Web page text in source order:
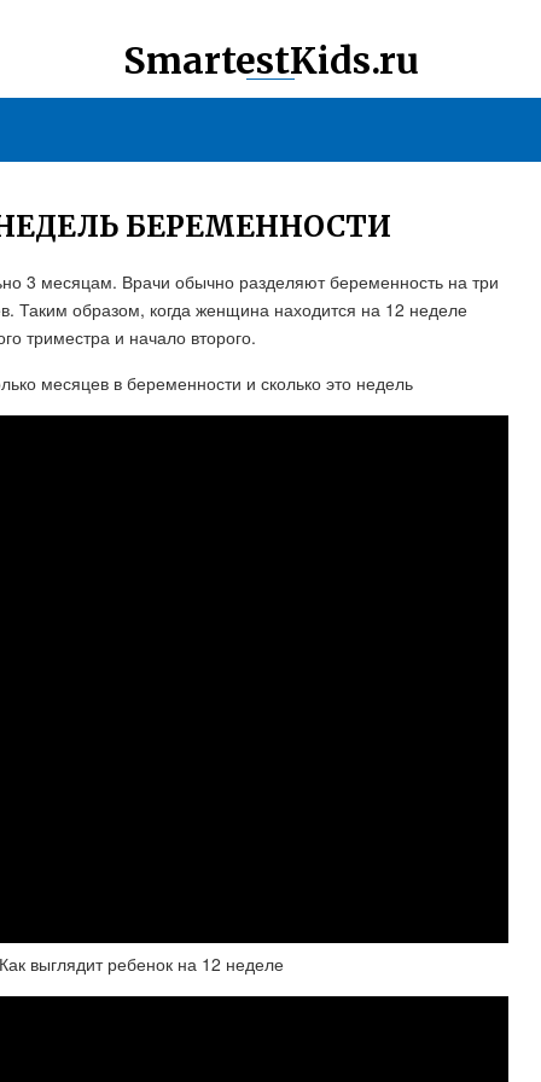
SmartestKids.ru
БЕРЕМЕННОСТИ
3 месяцам. Врачи обычно разделяют беременность на три
Таким образом, когда женщина находится на 12 неделе
триместра и начало второго.
в беременности и сколько это недель
выглядит ребенок на 12 неделе